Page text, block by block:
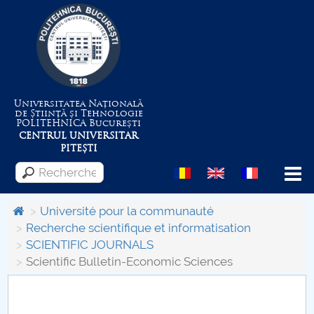
Universitatea Națională
de Știință și Tehnologie
POLITEHNICABucurești
CENTRUL UNIVERSITAR
PITEȘTI
Menu
Despre Universitate
Centrul de Management al Proiectelor
Université pour la communauté
Recherche scientifique et informatisation
SCIENTIFIC JOURNALS
Scientific Bulletin-Economic Sciences